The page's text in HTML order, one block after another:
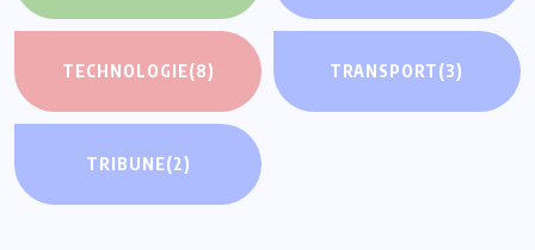
TECHNOLOGIE(8) TRANSPORT(3)
TRIBUNE(2)